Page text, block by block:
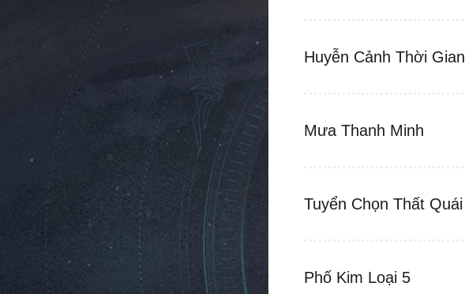
Huyễn Cảnh Thời Gian
Mưa Thanh Minh
Tuyển Chọn Thất Quái
Phố Kim Loại 5